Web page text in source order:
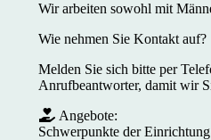
Wir arbeiten sowohl mit
Wie nehmen Sie Kontakt auf?
Melden Sie sich bitte per
Anrufbeantworter, damit wir
Angebote:
Schwerpunkte der Einrichtung